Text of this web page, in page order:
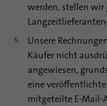
werden, stellen
Unsere
Käufer nicht
angewiesen,
eine veröffentlichte
mitgeteilte E-Mail-
Name bscookie
Laufzeit 1 Jahr
Dieses